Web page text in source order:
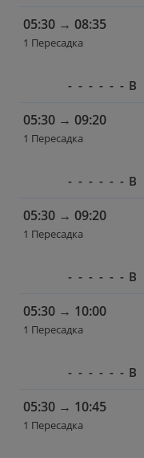
05:30 → 08:35
1 Пересадка
- - - - - - В
05:30 → 09:20
1 Пересадка
- - - - - - В
05:30 → 09:20
1 Пересадка
- - - - - - В
05:30 → 10:00
1 Пересадка
- - - - - - В
05:30 → 10:45
1 Пересадка